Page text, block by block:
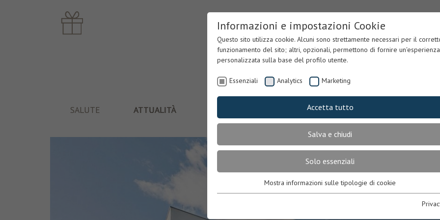
SALUTE ATTUALITÀ CORPO & ANIMA PARKING
Informazioni e impostazioni Cookie
Questo sito utilizza cookie. Alcuni sono strettamente necessari per il
funzionamento del sito; altri, opzionali, permettono di fornire un'esperienza
personalizzata sulla base del profilo utente.
Essenziali Analytics Marketing
Accetta tutto
Salva e chiudi
Solo essenziali
Necessari per il corretto funzionamento del sito. In mancanza, l’utente
Mostra informazioni sulle tipologie di cookie